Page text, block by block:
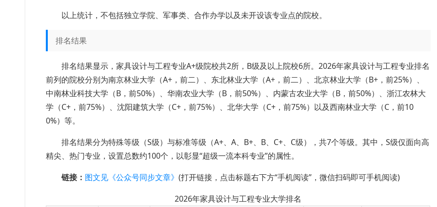
以上统计，不包括独立学院、军事类、合作办学以及未开设该专业点的院校。
排名结果
排名结果显示，家具设计与工程专业A+级院校共2所，B级及以上院校6所。2026年家具设计与工程专业排名
前列的院校分别为南京林业大学（A+，前二）、东北林业大学（A+，前二）、北京林业大学（B+，前25%）、
中南林业科技大学（B，前50%）、华南农业大学（B，前50%）、内蒙古农业大学（B，前50%）、浙江农林大
学（C+，前75%）、沈阳建筑大学（C+，前75%）、北华大学（C+，前75%）以及西南林业大学（C，前10
0%）等。
排名结果分为特殊等级（S级）与标准等级（A+、A、B+、B、C+、C级），共7个等级。其中，S级仅面向高
精尖、热门专业，设置总数约100个，以彰显“超级一流本科专业”的属性。
链接： 图文见《公众号同步文章》 (打开链接，点击标题右下方“手机阅读”，微信扫码即可手机阅读)
2026年家具设计与工程专业大学排名